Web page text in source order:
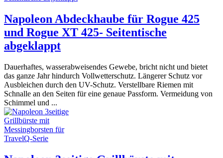
Napoleon Abdeckhaube für Rogue 425
und Rogue XT 425- Seitentische
abgeklappt
Dauerhaftes, wasserabweisendes Gewebe, bricht nicht und bietet
das ganze Jahr hindurch Vollwetterschutz. Längerer Schutz vor
Ausbleichen durch den UV-Schutz. Verstellbare Riemen mit
Schnalle an den Seiten für eine genaue Passform. Vermeidung von
Schimmel und ...